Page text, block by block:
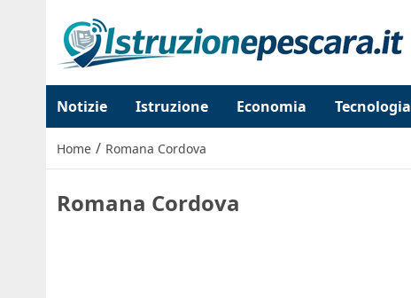
Notizie Istruzione Economia Tecnologia
Home / Romana Cordova
Romana Cordova